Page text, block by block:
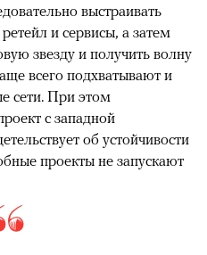
выстраивать
и сервисы, а затем
звезду и получить волну
всего подхватывают и
сети. При этом
с западной
об устойчивости
проекты не запускают